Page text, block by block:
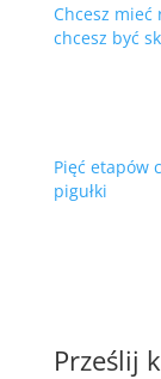
Chcesz mieć
chcesz być
Pięć etapów
pigułki
Prześlij